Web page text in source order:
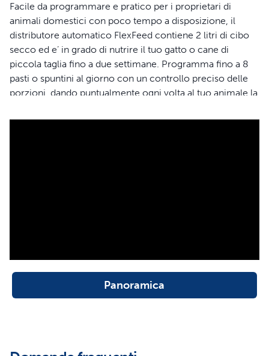
Facile da programmare e pratico per i proprietari di
animali domestici con poco tempo a disposizione, il
distributore automatico FlexFeed contiene 2 litri di cibo
secco ed e’ in grado di nutrire il tuo gatto o cane di
piccola taglia fino a due settimane. Programma fino a 8
pasti o spuntini al giorno con un controllo preciso delle
porzioni, dando puntualmente ogni volta al tuo animale la
casa.
batteria di riserva in modo tale da poter dar da mangiare
al tuo animale in modo affidabile anche durante le
interruzioni di corrente.Panoramica